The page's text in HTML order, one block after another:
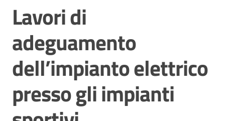
appaltanti
Salta al contenuto
Lavori di
adeguamento
dell’impianto elettrico
presso gli impianti